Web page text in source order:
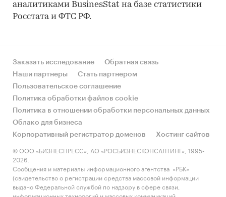
аналитиками BusinesStat на базе статистики
Росстата и ФТС РФ.
Заказать исследование
Обратная связь
Наши партнеры
Стать партнером
Пользовательское соглашение
Политика обработки файлов cookie
Политика в отношении обработки персональных данных
Облако для бизнеса
Корпоративный регистратор доменов
Хостинг сайтов
© ООО «БИЗНЕСПРЕСС», АО «РОСБИЗНЕСКОНСАЛТИНГ», 1995-
2026.
Сообщения и материалы информационного агентства «РБК»
(свидетельство о регистрации средства массовой информации
выдано Федеральной службой по надзору в сфере связи,